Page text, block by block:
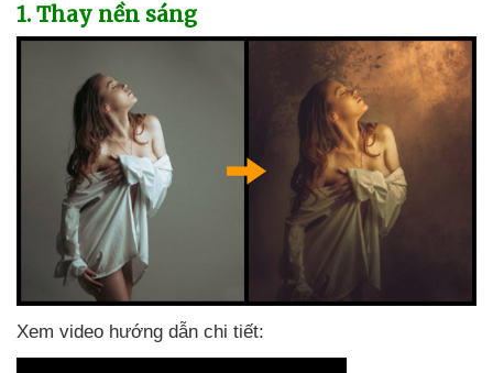
1. Thay nền sáng
Xem video hướng dẫn chi tiết: